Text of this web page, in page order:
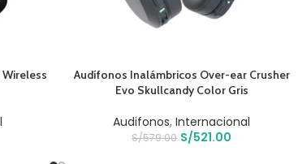
AÑADIR AL CARRITO
Audífonos Inalámbricos Over-ear Crusher
Evo Skullcandy Color Gris
Audifonos,Internacional
S/579.00 S/521.00